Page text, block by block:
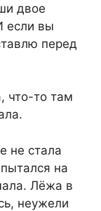
двое
если вы
перед
что-то там
не стала
на
Лёжа в
неужели